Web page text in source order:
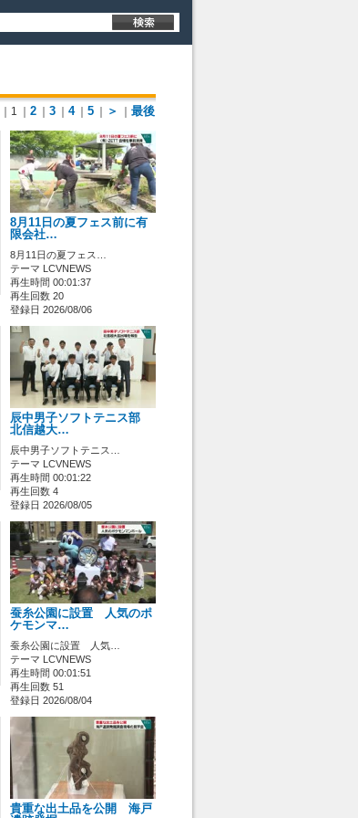
｜1 2 3 4 5 ＞ 最後
8月11日の夏フェス前に有
限会社…
8月11日の夏フェス…
テーマ LCVNEWS
再生時間 00:01:37
再生回数 20
登録日 2026/08/06
辰中男子ソフトテニス部
北信越大…
辰中男子ソフトテニス…
テーマ LCVNEWS
再生時間 00:01:22
再生回数 4
登録日 2026/08/05
蚕糸公園に設置 人気のポ
ケモンマ…
蚕糸公園に設置 人気…
テーマ LCVNEWS
再生時間 00:01:51
再生回数 51
登録日 2026/08/04
貴重な出土品を公開 海戸